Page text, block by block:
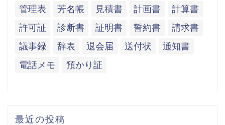
管理表
芳名帳 見積書 計画書
計算書
許可証
診断書 証明書 誓約書
請求書
議事録
辞表 退会届 送付状
通知書
電話メモ
預かり証
最近の投稿